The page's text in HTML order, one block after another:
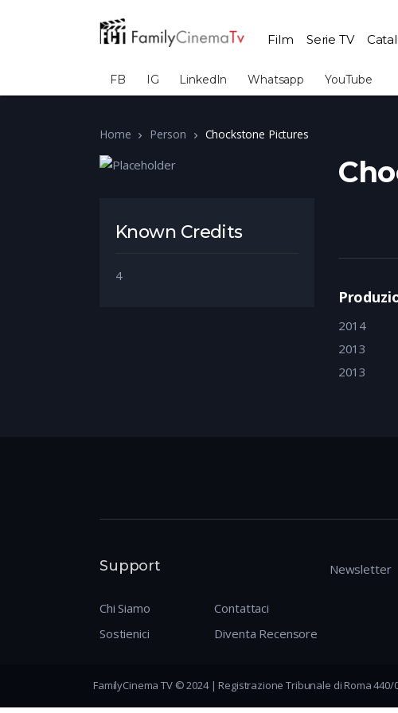
Film Serie TV
FB IG LinkedIn Whatsapp YouTube
Home Person Chockstone Pictures
Known Credits
4
2014
2013
2013
Support
Chi Siamo
Sostienici
Contattaci
Diventa Recensore
Newsletter
FamilyCinema TV © 2024 | Registrazione Tribunale di Roma